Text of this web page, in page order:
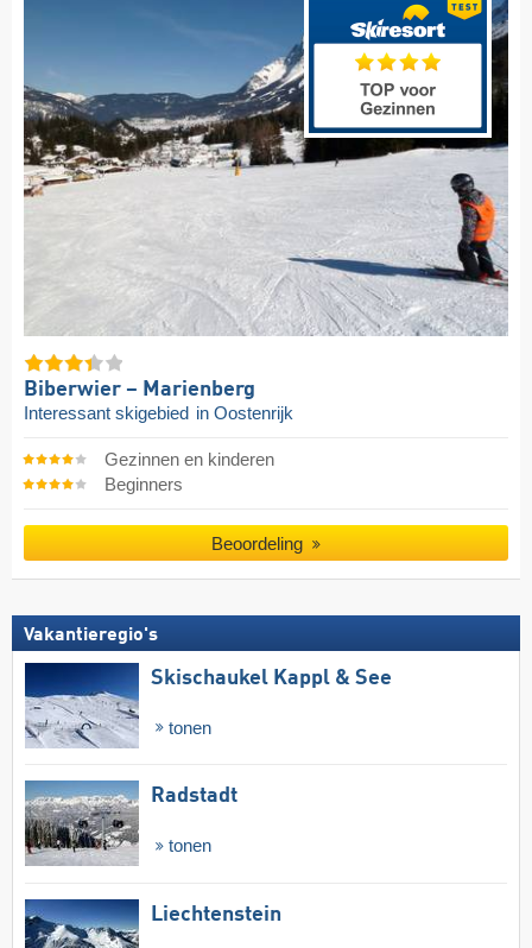
Biberwier – Marienberg
Interessant skigebied in Oostenrijk
Gezinnen en kinderen
Beginners
Beoordeling
Vakantieregio's
Skischaukel Kappl & See
tonen
Radstadt
tonen
Liechtenstein